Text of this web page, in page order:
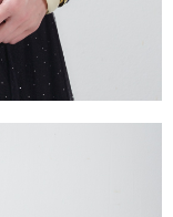
用戶狀況，依本公司即
，本公司將視審查結果
發現惡意使用之情形，